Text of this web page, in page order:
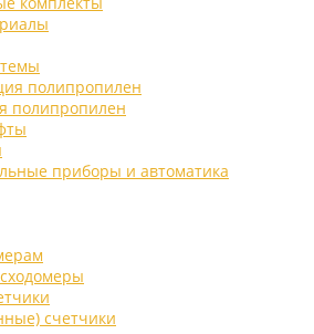
полипропилен
полипропилен
приборы и автоматика
счетчики